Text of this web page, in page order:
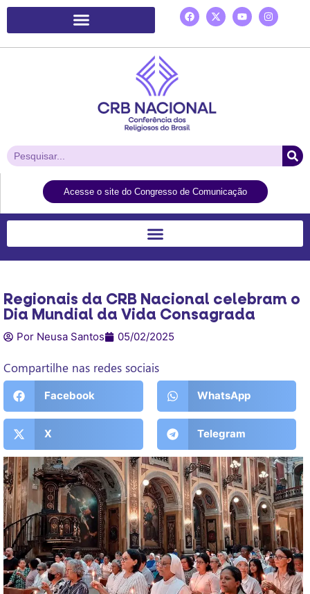
Acesse o site do Congresso de Comunicação
Regionais da CRB Nacional celebram o
Dia Mundial da Vida Consagrada
Por Neusa Santos 05/02/2025
Compartilhe nas redes sociais
Facebook WhatsApp
X Telegram